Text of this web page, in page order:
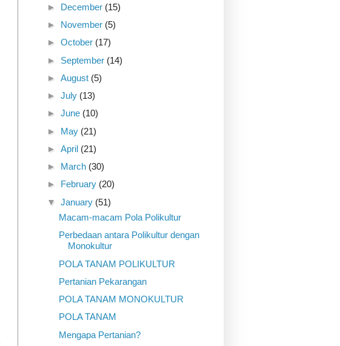
► December (15)
► November (5)
► October (17)
► September (14)
► August (5)
► July (13)
► June (10)
► May (21)
► April (21)
► March (30)
► February (20)
▼ January (51)
Macam-macam Pola Polikultur
Perbedaan antara Polikultur dengan
Monokultur
POLA TANAM POLIKULTUR
Pertanian Pekarangan
POLA TANAM MONOKULTUR
POLA TANAM
Mengapa Pertanian?